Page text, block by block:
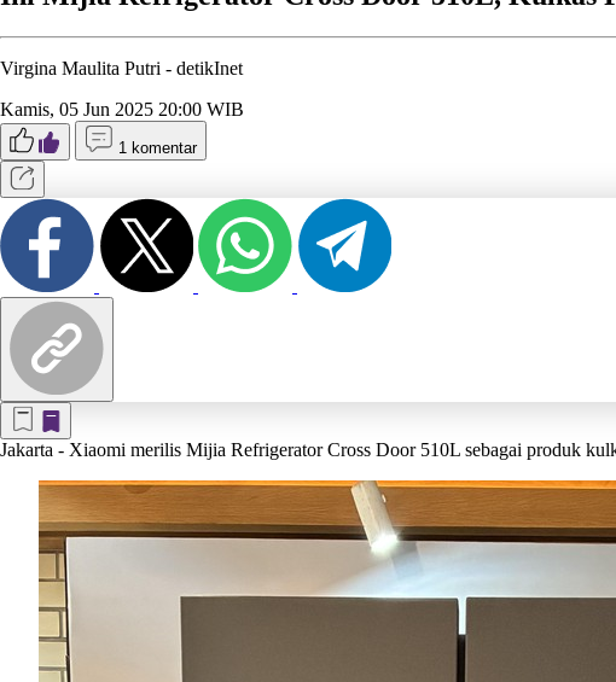
Virgina Maulita Putri - detikInet
Kamis, 05 Jun 2025 20:00 WIB
1 komentar
Jakarta - Xiaomi merilis Mijia Refrigerator Cross Door 510L sebagai produk